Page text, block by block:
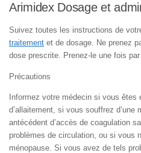
Arimidex Dosage et
Suivez toutes les instructions de
traitement et de dosage. Ne prenez
dose prescrite. Prenez-le une fois par
Précautions
Informez votre médecin si vous êtes
d’allaitement, si vous souffrez d’une
antécédent d’accès de coagulation
problèmes de circulation, ou si vous
ménopause. Si vous avez de tels